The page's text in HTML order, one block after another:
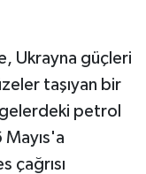
Ukrayna güçleri
taşıyan bir
petrol
Mayıs'a
çağrısı